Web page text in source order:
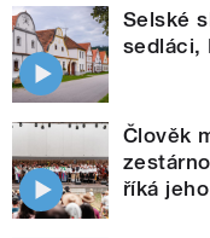
Selské
sedláci,
Člověk
říká